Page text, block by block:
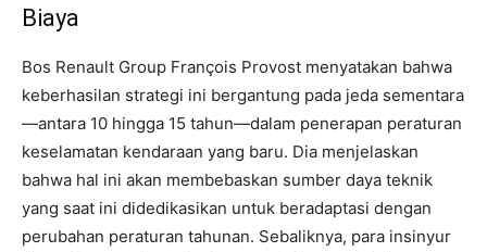
Biaya
Bos Renault Group François Provost menyatakan bahwa
keberhasilan strategi ini bergantung pada jeda sementara
—antara 10 hingga 15 tahun—dalam penerapan peraturan
keselamatan kendaraan yang baru. Dia menjelaskan
bahwa hal ini akan membebaskan sumber daya teknik
yang saat ini didedikasikan untuk beradaptasi dengan
perubahan peraturan tahunan. Sebaliknya, para insinyur